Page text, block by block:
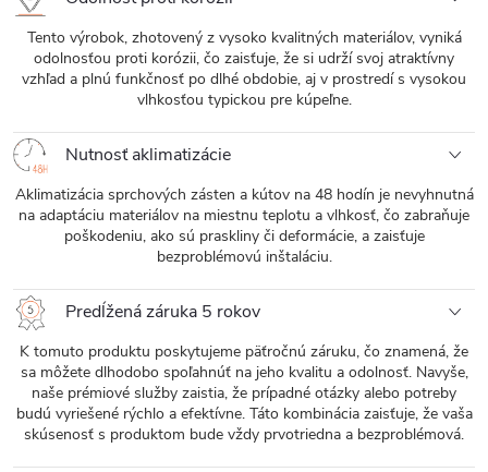
Tento výrobok, zhotovený z vysoko kvalitných materiálov, vyniká
odolnosťou proti korózii, čo zaisťuje, že si udrží svoj atraktívny
vzhľad a plnú funkčnosť po dlhé obdobie, aj v prostredí s vysokou
vlhkosťou typickou pre kúpeľne.
Nutnosť aklimatizácie
Aklimatizácia sprchových zásten a kútov na 48 hodín je nevyhnutná
na adaptáciu materiálov na miestnu teplotu a vlhkosť, čo zabraňuje
poškodeniu, ako sú praskliny či deformácie, a zaisťuje
bezproblémovú inštaláciu.
Predĺžená záruka 5 rokov
K tomuto produktu poskytujeme päťročnú záruku, čo znamená, že
sa môžete dlhodobo spoľahnúť na jeho kvalitu a odolnosť. Navyše,
naše prémiové služby zaistia, že prípadné otázky alebo potreby
budú vyriešené rýchlo a efektívne. Táto kombinácia zaisťuje, že vaša
skúsenosť s produktom bude vždy prvotriedna a bezproblémová.